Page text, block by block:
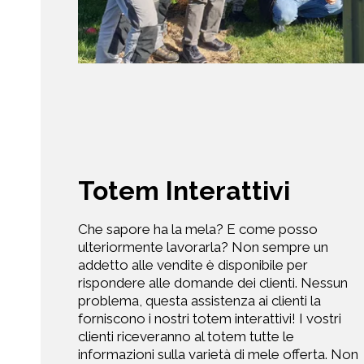
Totem Interattivi
Che sapore ha la mela? E come posso
ulteriormente lavorarla? Non sempre un
addetto alle vendite è disponibile per
rispondere alle domande dei clienti. Nessun
problema, questa assistenza ai clienti la
forniscono i nostri totem interattivi! I vostri
clienti riceveranno al totem tutte le
informazioni sulla varietà di mele offerta. Non